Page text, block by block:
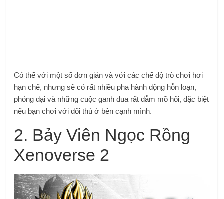
Có thể với một số đơn giản và với các chế độ trò chơi hơi
hạn chế, nhưng sẽ có rất nhiều pha hành động hỗn loạn,
phóng đại và những cuộc ganh đua rất đẫm mồ hôi, đặc biệt
nếu bạn chơi với đối thủ ở bên cạnh mình.
2. Bảy Viên Ngọc Rồng
Xenoverse 2